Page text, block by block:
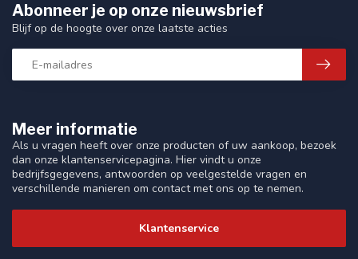
Meer informatie
Als u vragen heeft over onze producten of uw aankoop, bezoek
dan onze klantenservicepagina. Hier vindt u onze
bedrijfsgegevens, antwoorden op veelgestelde vragen en
verschillende manieren om contact met ons op te nemen.
Klantenservice
Abonneer je op onze nieuwsbrief
Blijf op de hoogte over onze laatste acties